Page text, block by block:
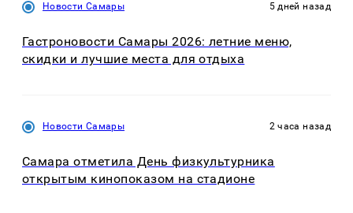
Новости Самары 5 дней назад
Гастроновости Самары 2026: летние меню,
скидки и лучшие места для отдыха
Новости Самары 2 часа назад
Самара отметила День физкультурника
открытым кинопоказом на стадионе